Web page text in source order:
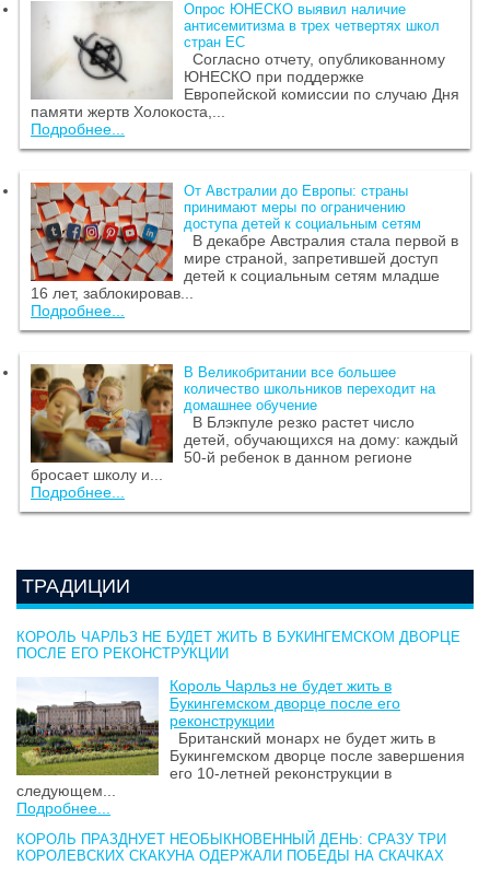
Опрос ЮНЕСКО выявил наличие
антисемитизма в трех четвертях школ
стран ЕС
Согласно отчету, опубликованному
ЮНЕСКО при поддержке
Европейской комиссии по случаю Дня
памяти жертв Холокоста,...
Подробнее...
От Австралии до Европы: страны
принимают меры по ограничению
доступа детей к социальным сетям
В декабре Австралия стала первой в
мире страной, запретившей доступ
детей к социальным сетям младше
16 лет, заблокировав...
Подробнее...
В Великобритании все большее
количество школьников переходит на
домашнее обучение
В Блэкпуле резко растет число
детей, обучающихся на дому: каждый
50-й ребенок в данном регионе
бросает школу и...
Подробнее...
ТРАДИЦИИ
КОРОЛЬ ЧАРЛЬЗ НЕ БУДЕТ ЖИТЬ В БУКИНГЕМСКОМ ДВОРЦЕ
ПОСЛЕ ЕГО РЕКОНСТРУКЦИИ
Король Чарльз не будет жить в
Букингемском дворце после его
реконструкции
Британский монарх не будет жить в
Букингемском дворце после завершения
его 10-летней реконструкции в
следующем...
Подробнее...
КОРОЛЬ ПРАЗДНУЕТ НЕОБЫКНОВЕННЫЙ ДЕНЬ: СРАЗУ ТРИ
КОРОЛЕВСКИХ СКАКУНА ОДЕРЖАЛИ ПОБЕДЫ НА СКАЧКАХ